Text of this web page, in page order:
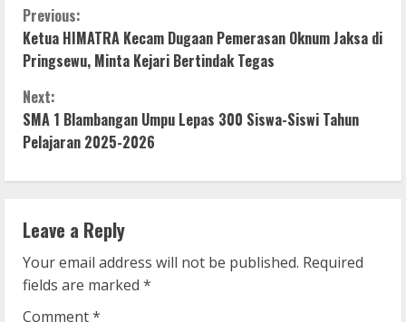
C
o
n
t
i
n
u
e
Previous:
Ketua HIMATRA Kecam Dugaan Pemerasan Oknum Jaksa di
Pringsewu, Minta Kejari Bertindak Tegas
Next:
SMA 1 Blambangan Umpu Lepas 300 Siswa-Siswi Tahun
Pelajaran 2025-2026
Leave a Reply
Your email address will not be published. Required
fields are marked *
Comment*